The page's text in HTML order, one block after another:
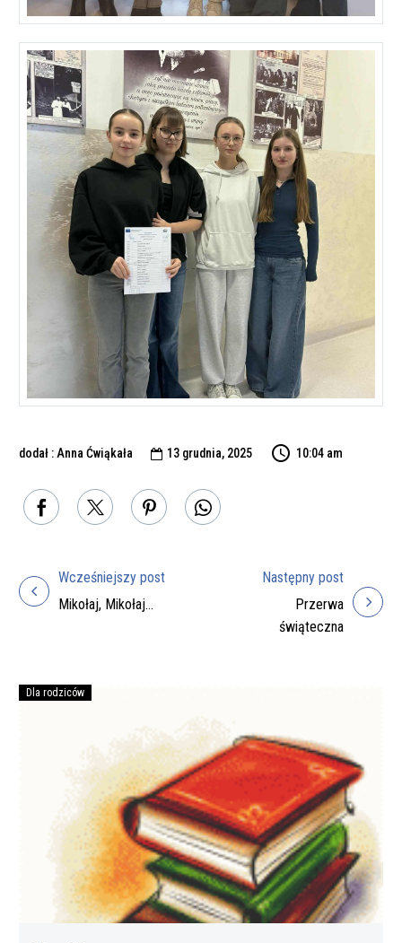
dodał : Anna Ćwiąkała  13 grudnia, 2025 10:04 am
Nawigacja
Wcześniejszy post
Mikołaj, Mikołaj…
Następny post
Przerwa
świąteczna
rok
szkolny
do
zakupienia
przez
rodziców
Dla rodziców